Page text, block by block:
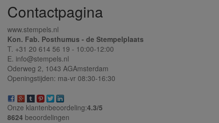
Contactpagina
www.stempels.nl
Kon. Fab. Posthumus - de Stempelplaats
T. +31 20 614 56 19 - 10:00-12:00
E. info@stempels.nl
Oderweg 2, 1043 AGAmsterdam
Openingstijden: ma-vr 08:30-16:30
Onze klantenbeoordeling:4.3/5
8624 beoordelingen